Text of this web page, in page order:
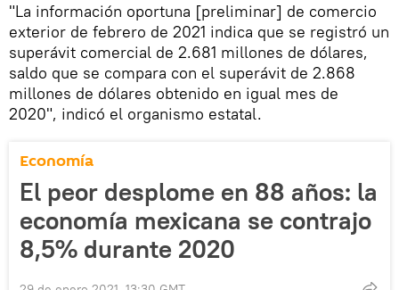
"La información oportuna [preliminar] de comercio
exterior de febrero de 2021 indica que se registró un
superávit comercial de 2.681 millones de dólares,
saldo que se compara con el superávit de 2.868
millones de dólares obtenido en igual mes de
2020", indicó el organismo estatal.
Economía
El peor desplome en 88 años: la
economía mexicana se contrajo
8,5% durante 2020